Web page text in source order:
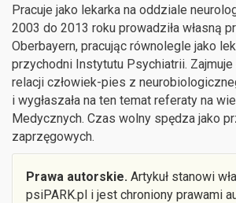
Pracuje jako lekarka na oddziale
2003 do 2013 roku prowadziła własną
Oberbayern, pracując równolegle jako
przychodni Instytutu Psychiatrii.
relacji człowiek-pies z
i wygłaszała na ten temat referaty na
Medycznych. Czas wolny spędza jako
zaprzęgowych.
Prawa autorskie. Artykuł stanowi
psiPARK.pl i jest chroniony prawami